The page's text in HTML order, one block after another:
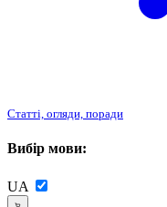
Статті, огляди, поради
Вибір мови:
UA